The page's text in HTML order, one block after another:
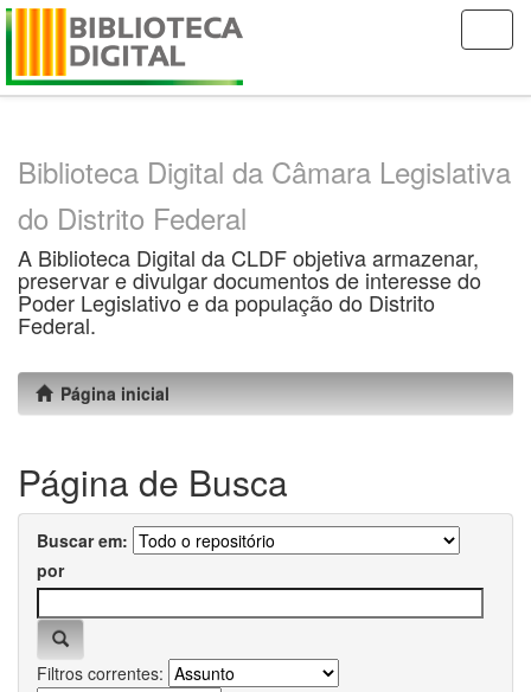
Skip
Biblioteca Digital da Câmara Legislativa
do Distrito Federal
A Biblioteca Digital da CLDF objetiva armazenar,
preservar e divulgar documentos de interesse do
Poder Legislativo e da população do Distrito
Federal.
Página inicial
Página de Busca
Buscar em:
por
Filtros correntes: